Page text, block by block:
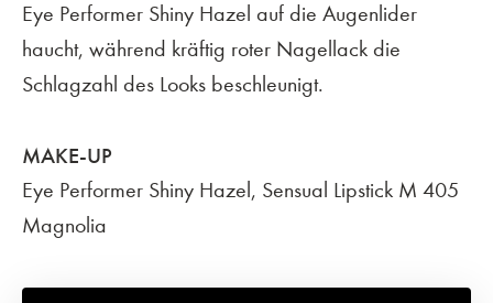
Eye Performer Shiny Hazel auf die Augenlider
haucht, während kräftig roter Nagellack die
Schlagzahl des Looks beschleunigt.
MAKE-UP
Eye Performer Shiny Hazel, Sensual Lipstick M 405
Magnolia